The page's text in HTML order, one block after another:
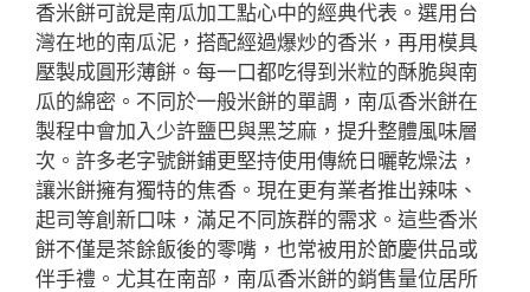
香米餅可說是南瓜加工點心中的經典代表。選用台
灣在地的南瓜泥，搭配經過爆炒的香米，再用模具
壓製成圓形薄餅。每一口都吃得到米粒的酥脆與南
瓜的綿密。不同於一般米餅的單調，南瓜香米餅在
製程中會加入少許鹽巴與黑芝麻，提升整體風味層
次。許多老字號餅鋪更堅持使用傳統日曬乾燥法，
讓米餅擁有獨特的焦香。現在更有業者推出辣味、
起司等創新口味，滿足不同族群的需求。這些香米
餅不僅是茶餘飯後的零嘴，也常被用於節慶供品或
伴手禮。尤其在南部，南瓜香米餅的銷售量位居所